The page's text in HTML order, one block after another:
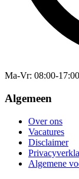
Ma-Vr: 08:00-17:00
Algemeen
Over ons
Vacatures
Disclaimer
Algemene